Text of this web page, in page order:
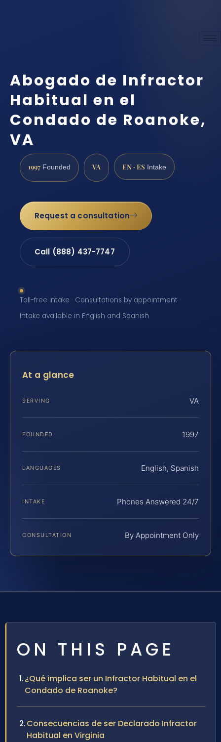
Abogado de Infractor
Habitual en el
Condado de Roanoke,
VA
1997 Founded VA EN · ES Intake
Request a consultation
Call (888) 437-7747
Toll-free intake · Consultations by appointment ·
Intake available in English and Spanish
At a glance
SERVING VA
FOUNDED 1997
LANGUAGES English, Spanish
INTAKE Phones Answered 24/7
CONSULTATION By Appointment Only
ON THIS PAGE
¿Qué implica ser un Infractor Habitual en el
Condado de Roanoke?
Consecuencias de ser Declarado Infractor
Habitual en Virginia